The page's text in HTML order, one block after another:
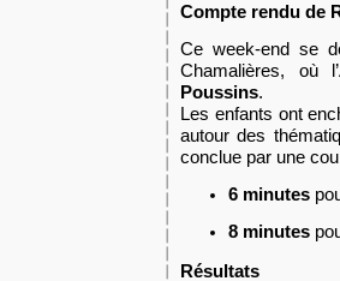
Compte rendu de
Ce week-end se
Chamalières, où
Poussins.
Les enfants ont
autour des
conclue par une
6 minutes
8 minutes
Résultats